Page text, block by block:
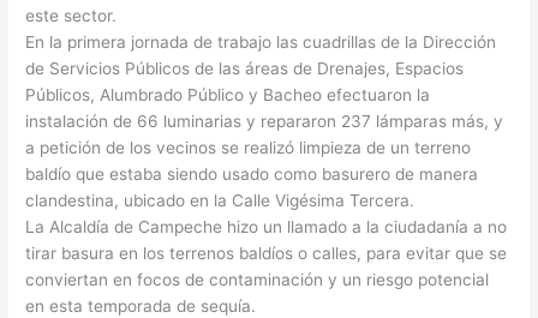
este sector.
En la primera jornada de trabajo las cuadrillas de la Dirección
de Servicios Públicos de las áreas de Drenajes, Espacios
Públicos, Alumbrado Público y Bacheo efectuaron la
instalación de 66 luminarias y repararon 237 lámparas más, y
a petición de los vecinos se realizó limpieza de un terreno
baldío que estaba siendo usado como basurero de manera
clandestina, ubicado en la Calle Vigésima Tercera.
La Alcaldía de Campeche hizo un llamado a la ciudadanía a no
tirar basura en los terrenos baldíos o calles, para evitar que se
conviertan en focos de contaminación y un riesgo potencial
en esta temporada de sequía.